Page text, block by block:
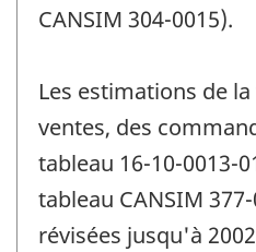
CANSIM 304-0015).
Les estimations de
ventes, des
tableau 16-10-0013-
tableau CANSIM
révisées jusqu'à